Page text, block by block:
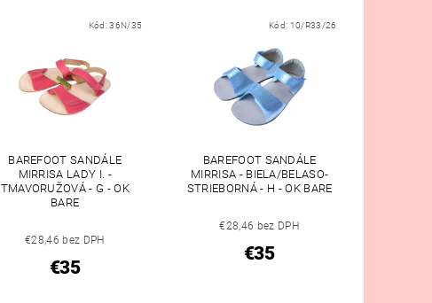
Kód:36N/35
BAREFOOT SANDÁLE
MIRRISA LADY I. -
TMAVORUŽOVÁ - G - OK
BARE
€28,46 bez DPH
€35
Kód: 10/R33/26
BAREFOOT SANDÁLE
MIRRISA - BIELA/BELASO-
STRIEBORNÁ - H - OK BARE
€28,46 bez DPH
€35